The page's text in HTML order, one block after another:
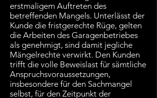
erstmaligem Auftreten des
betreffenden Mangels. Unterlässt der
Kunde die fristgerechte Rüge, gelten
die Arbeiten des Garagenbetriebes
als genehmigt, sind damit jegliche
Mängelrechte verwirkt. Den Kunden
trifft die volle Beweislast für sämtliche
Anspruchsvoraussetzungen,
insbesondere für den Sachmangel
selbst, für den Zeitpunkt der